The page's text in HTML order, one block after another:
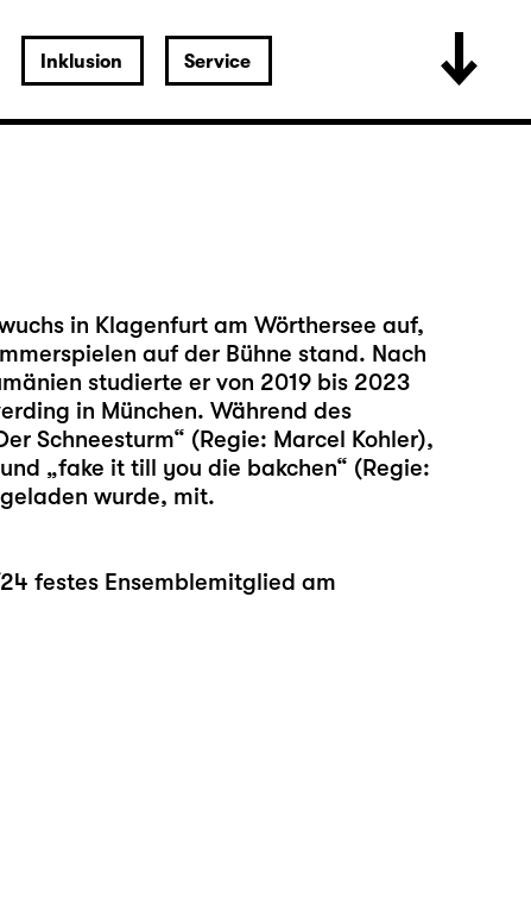
Inklusion Service
in Klagenfurt am Wörthersee auf,
auf der Bühne stand. Nach
studierte er von 2019 bis 2023
in München. Während des
Schneesturm“ (Regie: Marcel Kohler),
„fake it till you die bakchen“ (Regie:
wurde, mit.
festes Ensemblemitglied am